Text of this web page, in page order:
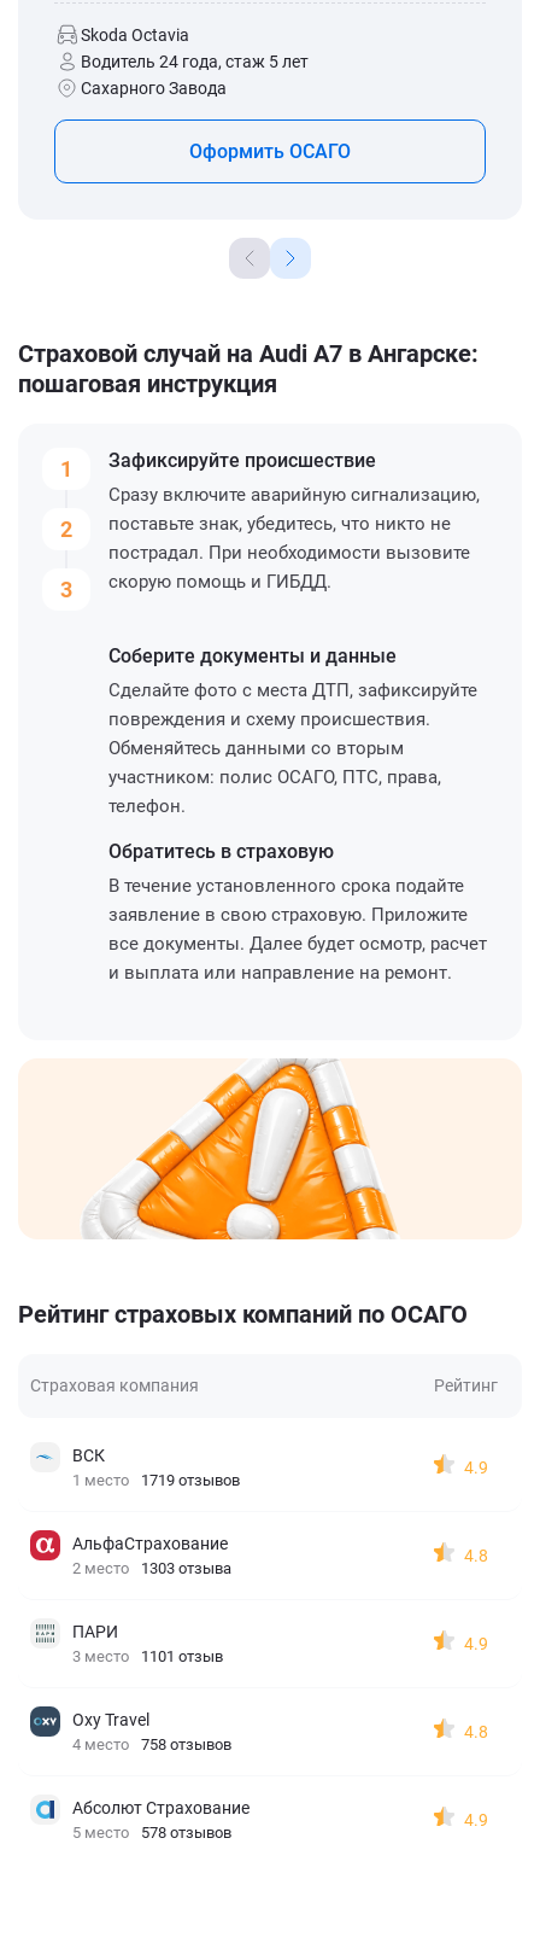
Skoda Octavia
Водитель 24 года, стаж 5 лет
Сахарного Завода
Оформить ОСАГО
Страховой случай на Audi A7 в Ангарске:
пошаговая инструкция
1
2
3
Зафиксируйте происшествие
Сразу включите аварийную сигнализацию,
поставьте знак, убедитесь, что никто не
пострадал. При необходимости вызовите
скорую помощь и ГИБДД.
Соберите документы и данные
Сделайте фото с места ДТП, зафиксируйте
повреждения и схему происшествия.
Обменяйтесь данными со вторым
участником: полис ОСАГО, ПТС, права,
телефон.
Обратитесь в страховую
В течение установленного срока подайте
заявление в свою страховую. Приложите
все документы. Далее будет осмотр, расчет
и выплата или направление на ремонт.
Рейтинг страховых компаний по ОСАГО
Страховая компания Рейтинг
ВСК
1 место 1719 отзывов
4.9
АльфаСтрахование
2 место 1303 отзыва
4.8
ПАРИ
3 место 1101 отзыв
4.9
Oxy Travel
4 место 758 отзывов
4.8
Абсолют Страхование
5 место 578 отзывов
4.9